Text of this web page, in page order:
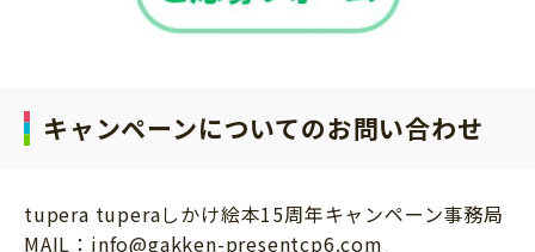
B賞：くだものさん メタルチャーム 45名
150名様
変更が生じる場合がございます。あらかじめご了
キャンペーンについてのお問い合わせ
tupera tuperaしかけ絵本15周年キャンペーン事務局
MAIL： info@gakken-presentcp6.com